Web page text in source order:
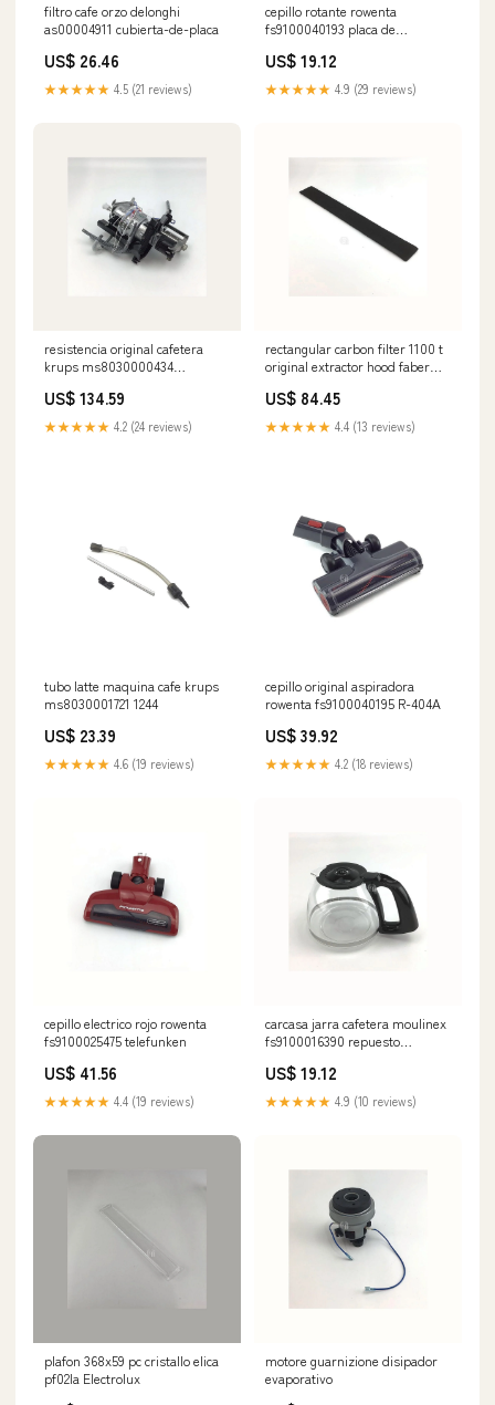
filtro cafe orzo delonghi
as00004911 cubierta-de-placa
US$ 26.46
★★★★★ 4.5 (21 reviews)
cepillo rotante rowenta
fs9100040193 placa de
US$ 19.12
★★★★★ 4.9 (29 reviews)
resistencia original cafetera
krups ms8030000434
US$ 134.59
★★★★★ 4.2 (24 reviews)
rectangular carbon filter 1100 t
original extractor hood faber
US$ 84.45
★★★★★ 4.4 (13 reviews)
tubo latte maquina cafe krups
ms8030001721 1244
US$ 23.39
★★★★★ 4.6 (19 reviews)
cepillo original aspiradora
rowenta fs9100040195 R-404A
US$ 39.92
★★★★★ 4.2 (18 reviews)
cepillo electrico rojo rowenta
fs9100025475 telefunken
US$ 41.56
★★★★★ 4.4 (19 reviews)
carcasa jarra cafetera moulinex
fs9100016390 repuesto
US$ 19.12
★★★★★ 4.9 (10 reviews)
plafon 368x59 pc cristallo elica
pf02la Electrolux
motore guarnizione disipador
evaporativo